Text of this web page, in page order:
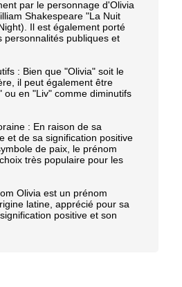
par le personnage d'Olivia
Shakespeare "La Nuit
Il est également porté
personnalités publiques et
: Bien que "Olivia" soit le
il peut également être
ou en "Liv" comme diminutifs
: En raison de sa
et de sa signification positive
de paix, le prénom
très populaire pour les
Olivia est un prénom
latine, apprécié pour sa
positive et son